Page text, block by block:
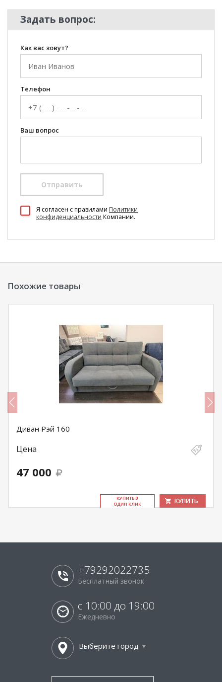
Задать вопрос:
Как вас зовут?
Телефон
Ваш вопрос
Отправить
Я согласен c правилами Политики
конфиденциальности Компании.
Похожие товары
Диван Рэй 160
Цена
47 000
КУ­ПИТЬ В
ОДИН КЛИК
КУПИТЬ
+79292022735
Бесплатный звонок
с 10:00 до 19:00
Ежедневно
Выберите город